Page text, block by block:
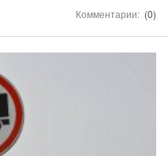
Комментарии: (0)